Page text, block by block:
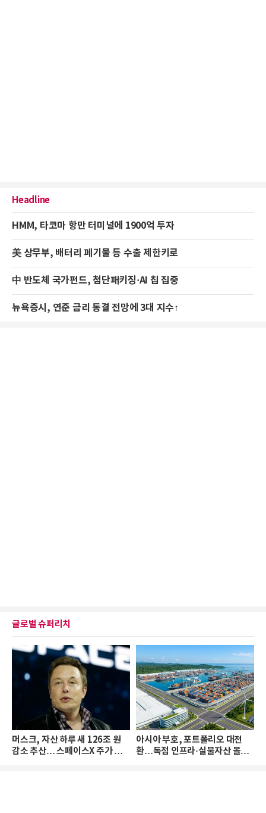
Headline
HMM, 타코마 항만 터미널에 1900억 투자
美 상무부, 배터리 폐기물 등 수출 제한키로
中 반도체 국가펀드, 첨단패키징·AI 칩 집중
뉴욕증시, 연준 금리 동결 전망에 3대 지수↑
글로벌 슈퍼리치
머스크, 자산 하루 새 126조 원
감소 추산… 스페이스X 주가 하
아시아 부호, 포트폴리오 대전
환…독점 인프라·실물자산 몰린